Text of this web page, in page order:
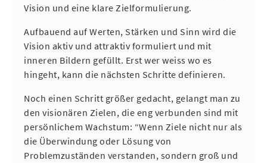
Vision und eine klare Zielformulierung.
Aufbauend auf Werten, Stärken und Sinn wird die
Vision aktiv und attraktiv formuliert und mit
inneren Bildern gefüllt. Erst wer weiss wo es
hingeht, kann die nächsten Schritte definieren.
Noch einen Schritt größer gedacht, gelangt man zu
den visionären Zielen, die eng verbunden sind mit
persönlichem Wachstum: “Wenn Ziele nicht nur als
die Überwindung oder Lösung von
Problemzuständen verstanden, sondern groß und